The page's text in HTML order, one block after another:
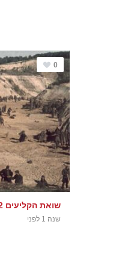
0
שואת הקליעים 1941-1942
שנה 1 לפני